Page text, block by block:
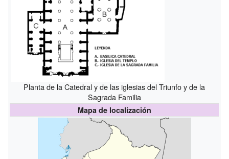
Planta de la Catedral y de las iglesias del Triunfo y de la
Sagrada Familia
Mapa de localización